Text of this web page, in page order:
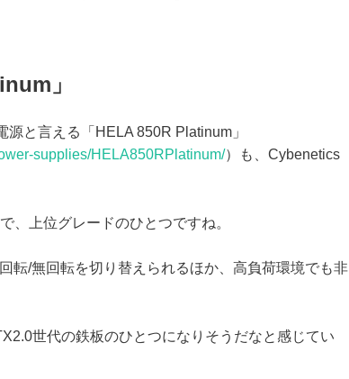
」
と言える「HELA 850R Platinum」
supplies/HELA850RPlatinum/）も、Cybenetics
、上位グレードのひとつですね。
転/無回転を切り替えられるほか、高負荷環境でも非
世代の鉄板のひとつになりそうだなと感じてい